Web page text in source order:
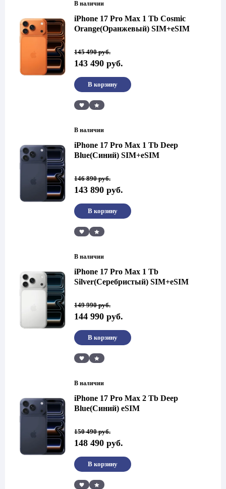
В наличии
iPhone 17 Pro Max 1 Tb Cosmic
Orange(Оранжевый) SIM+eSIM
145 490руб.
Первоначальная
цена
составляла
490 руб..
143 490 руб.
Текущая
цена:
143
Сравнить
В корзину
В наличии
iPhone 17 Pro Max 1 Tb Deep
Blue(Синий) SIM+eSIM
146 890руб.
Первоначальная
цена
составляла
890 руб..
143 890 руб.
Текущая
цена:
143
Сравнить
В корзину
В наличии
iPhone 17 Pro Max 1 Tb
Silver(Серебристый) SIM+eSIM
149 990руб.
Первоначальная
цена
составляла
990 руб..
144 990 руб.
Текущая
цена:
144
Сравнить
В корзину
В наличии
iPhone 17 Pro Max 2 Tb Deep
Blue(Синий) eSIM
150 490руб.
Первоначальная
цена
составляла
490 руб..
148 490 руб.
Текущая
цена:
148
Сравнить
В корзину